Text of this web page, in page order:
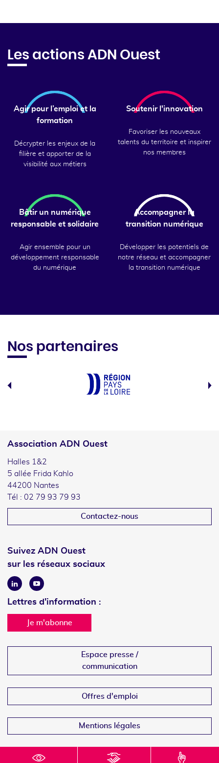
Les actions ADN Ouest
Agir pour l’emploi et la
formation
Décrypter les enjeux de la
filière et apporter de la
visibilité aux métiers
Soutenir l'innovation
Favoriser les nouveaux
talents du territoire et inspirer
nos membres
Bâtir un numérique
responsable et solidaire
Agir ensemble pour un
développement responsable
du numérique
Accompagner la
transition numérique
Développer les potentiels de
notre réseau et accompagner
la transition numérique
Nos partenaires
Association ADN Ouest
Halles 1&2
5 allée Frida Kahlo
44200 Nantes
Tél : 02 79 93 79 93
Contactez-nous
Suivez ADN Ouest
sur les réseaux sociaux
LinkedinYoutube
Lettres d'information :
Je m'abonne
Espace presse /
communication
Offres d'emploi
Mentions légales